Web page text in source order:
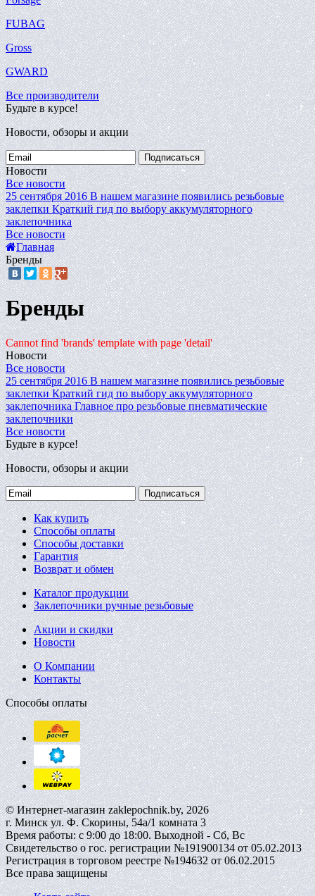
FUBAG
Gross
GWARD
Все производители
Будьте в курсе!
Новости, обзоры и акции
Подписаться
Новости
Все новости
25 сентября 2016 В нашем магазине появились резьбовые
заклепки Краткий гид по выбору аккумуляторного
заклепочника
Все новости
Главная
Бренды
Бренды
Cannot find 'brands' template with page 'detail'
Новости
Все новости
25 сентября 2016 В нашем магазине появились резьбовые
заклепки Краткий гид по выбору аккумуляторного
заклепочника Главное про резьбовые пневматические
заклепочники
Все новости
Будьте в курсе!
Новости, обзоры и акции
Подписаться
Как купить
Способы оплаты
Способы доставки
Гарантия
Возврат и обмен
Каталог продукции
Заклепочники ручные резьбовые
Акции и скидки
Новости
О Компании
Контакты
Способы оплаты
© Интернет-магазин zaklepochnik.by, 2026
г. Минск ул. Ф. Скорины, 54а/1 комната 3
Время работы: с 9:00 до 18:00. Выходной - Сб, Вс
Свидетельство о гос. регистрации №191900134 от 05.02.2013
Регистрация в торговом реестре №194632 от 06.02.2015
Все права защищены